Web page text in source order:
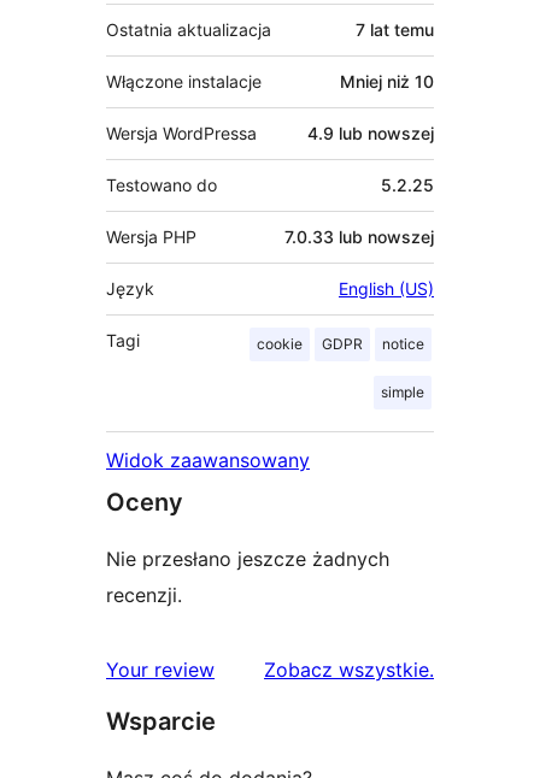
Ostatnia aktualizacja 7 lat temu
Włączone instalacje Mniej niż 10
Wersja WordPressa 4.9 lub nowszej
Testowano do 5.2.25
Wersja PHP 7.0.33 lub nowszej
Język English (US)
Tagi cookie GDPR notice
simple
Widok zaawansowany
Oceny
Nie przesłano jeszcze żadnych
recenzji.
Your review Zobacz wszystkierecenzje
.
Wsparcie